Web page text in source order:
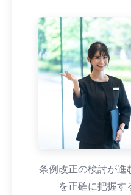
条例改正の検討が進
を正確に把握す